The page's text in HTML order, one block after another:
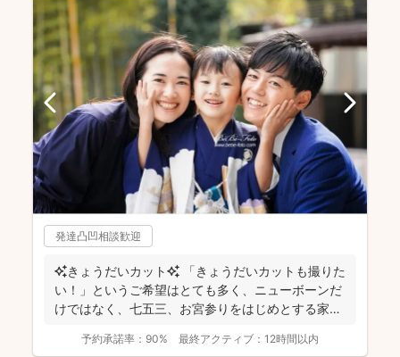
発達凸凹相談歓迎
✨きょうだいカット✨ 「きょうだいカットも撮りた
い！」というご希望はとても多く、ニューボーンだ
けではなく、七五三、お宮参りをはじめとする家族
予約承諾率： 90% 最終アクティブ： 12時間以内